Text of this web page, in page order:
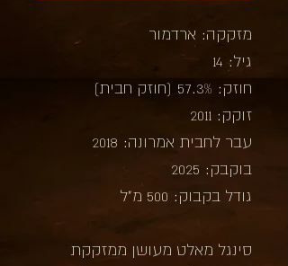
מזקקה: ארדמור
גיל: 14
חוזק: 57.3% (חוזק חבית)
זוקק: 2011
עבר לחבית אמרונה: 2018
בוקבק: 2025
גודל בקבוק: 500 מ"ל
סינגל מאלט מעושן ממזקקת